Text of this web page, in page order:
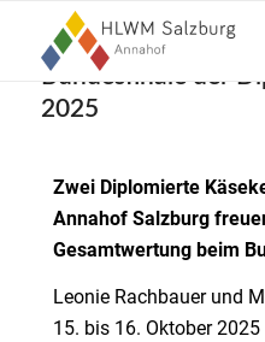
Bundesfinale der
2025
Zwei Diplomierte
Annahof Salzburg
Gesamtwertung beim
Leonie Rachbauer und
15. bis 16. Oktober